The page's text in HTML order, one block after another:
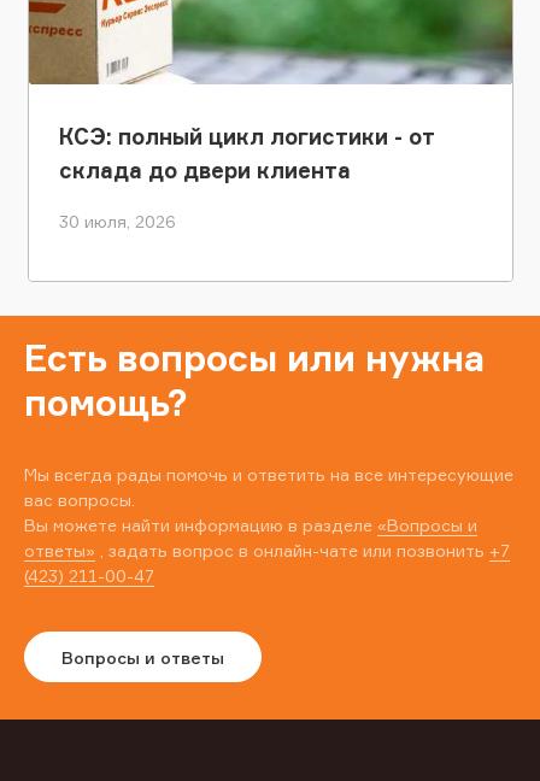
КСЭ: полный цикл логистики - от
склада до двери клиента
30 июля, 2026
Есть вопросы или нужна
помощь?
Мы всегда рады помочь и ответить на все интересующие
вас вопросы.
Вы можете найти информацию в разделе «Вопросы и
ответы» , задать вопрос в онлайн-чате или позвонить +7
(423) 211-00-47
Вопросы и ответы